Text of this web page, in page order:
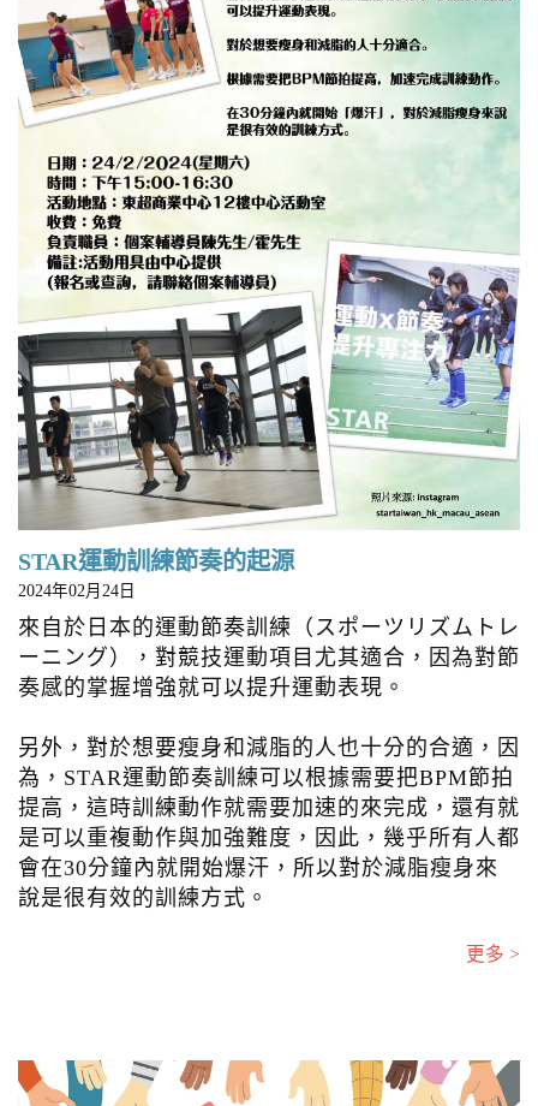
STAR運動訓練節奏的起源
2024年02月24日
來自於日本的運動節奏訓練（スポーツリズムトレ
ーニング），對競技運動項目尤其適合，因為對節
奏感的掌握增強就可以提升運動表現。
另外，對於想要瘦身和減脂的人也十分的合適，因
為，STAR運動節奏訓練可以根據需要把BPM節拍
提高，這時訓練動作就需要加速的來完成，還有就
是可以重複動作與加強難度，因此，幾乎所有人都
會在30分鐘內就開始爆汗，所以對於減脂瘦身來
說是很有效的訓練方式。
更多 >